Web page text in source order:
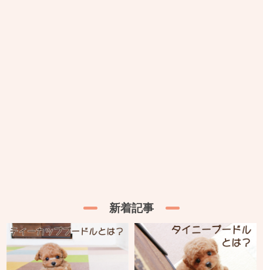
新着記事